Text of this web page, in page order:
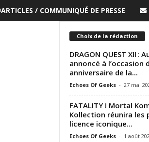
ARTICLES / COMMUNIQUÉ DE PRESSE
Choix de la rédaction
DRAGON QUEST XII :
annoncé à l’occasion
anniversaire de la...
Echoes Of Geeks - 27 mai
FATALITY ! Mortal
Kollection réunira les
licence iconique...
Echoes Of Geeks - 1 août